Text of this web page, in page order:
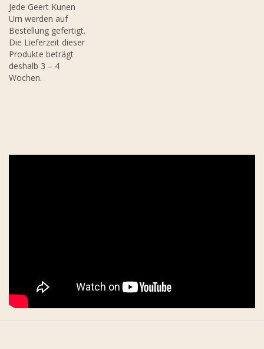
Jede Geert Kunen
Urn werden auf
Bestellung gefertigt.
Die Lieferzeit dieser
Produkte beträgt
deshalb 3 – 4
Wochen.